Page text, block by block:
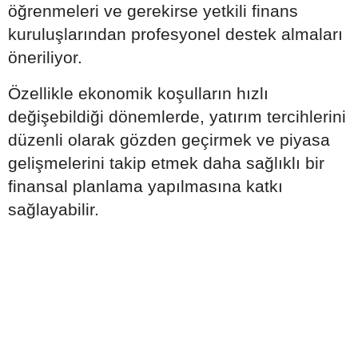
öğrenmeleri ve gerekirse yetkili finans
kuruluşlarından profesyonel destek almaları
öneriliyor.
Özellikle ekonomik koşulların hızlı
değişebildiği dönemlerde, yatırım tercihlerini
düzenli olarak gözden geçirmek ve piyasa
gelişmelerini takip etmek daha sağlıklı bir
finansal planlama yapılmasına katkı
sağlayabilir.